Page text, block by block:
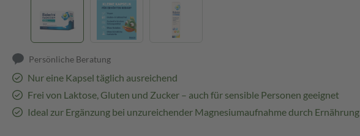
Persönliche Beratung
Nur eine Kapsel täglich ausreichend
Frei von Laktose, Gluten und Zucker – auch für sensible Personen geeignet
Ideal zur Ergänzung bei unzureichender Magnesiumaufnahme durch Ernährung